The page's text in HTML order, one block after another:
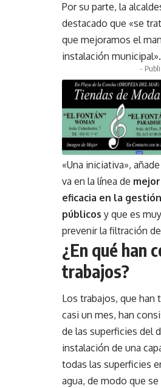
Por su parte, la
destacado que «se
que mejoramos el
instalación municipal».
-
«Una iniciativa»,
va en la línea de
eficacia en la
públicos y que es
prevenir la filtración
¿En qué han
trabajos?
Los trabajos, que han
casi un mes, han
de las superficies del
instalación de una
todas las superficies
agua, de modo que se